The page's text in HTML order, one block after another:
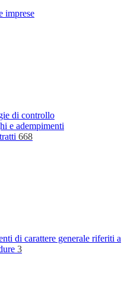
imprese
di controllo
e adempimenti
668
di carattere generale riferiti a
3